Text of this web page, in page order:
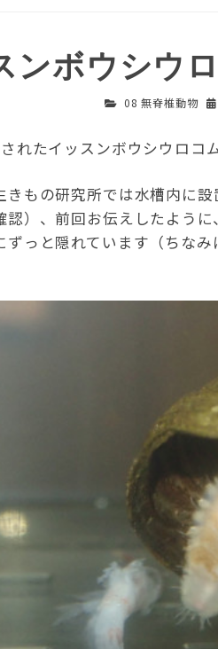
ンボウシウ
08 無脊椎動物
れたイッスンボウシウロコ
きもの研究所では水槽内に
認）、前回お伝えしたよう
ずっと隠れています（ちな